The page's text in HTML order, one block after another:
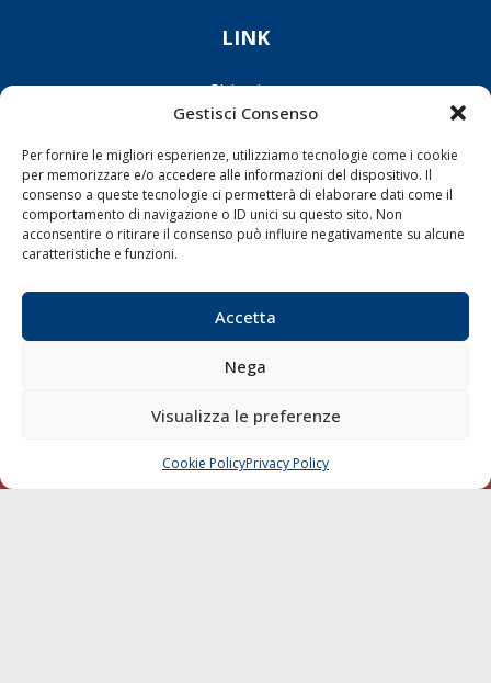
Gestisci Consenso
Per fornire le migliori esperienze, utilizziamo tecnologie come i cookie
per memorizzare e/o accedere alle informazioni del dispositivo. Il
consenso a queste tecnologie ci permetterà di elaborare dati come il
comportamento di navigazione o ID unici su questo sito. Non
acconsentire o ritirare il consenso può influire negativamente su alcune
caratteristiche e funzioni.
Accetta
Nega
Visualizza le preferenze
Cookie PolicyPrivacy Policy
LINK
Shipping
Porti/Interporti
Trasporti
Varie
Sostenibilità
Compagnie di Navigazione
Blue economy
Diporto
CHIAMA SCRIVI